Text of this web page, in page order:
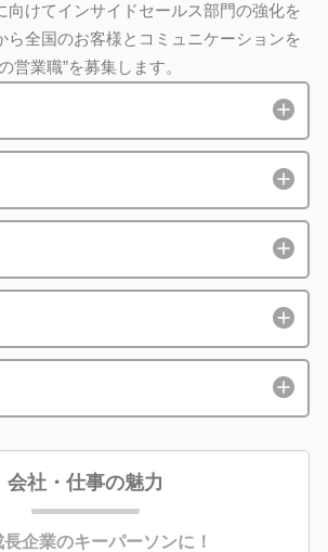
向けてインサイドセールス部門の強化を
ら全国のお客様とコミュニケーションを
営業職”を募集します。
会社・仕事の魅力
企業のキーパーソンに！